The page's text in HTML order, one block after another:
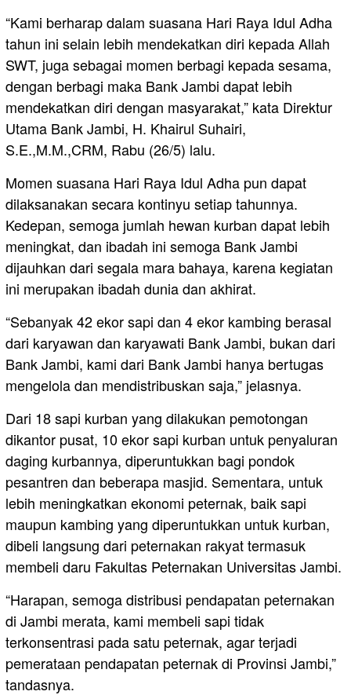
“Kami berharap dalam suasana Hari Raya Idul Adha
tahun ini selain lebih mendekatkan diri kepada Allah
SWT, juga sebagai momen berbagi kepada sesama,
dengan berbagi maka Bank Jambi dapat lebih
mendekatkan diri dengan masyarakat,” kata Direktur
Utama Bank Jambi, H. Khairul Suhairi,
S.E.,M.M.,CRM, Rabu (26/5) lalu.
Momen suasana Hari Raya Idul Adha pun dapat
dilaksanakan secara kontinyu setiap tahunnya.
Kedepan, semoga jumlah hewan kurban dapat lebih
meningkat, dan ibadah ini semoga Bank Jambi
dijauhkan dari segala mara bahaya, karena kegiatan
ini merupakan ibadah dunia dan akhirat.
“Sebanyak 42 ekor sapi dan 4 ekor kambing berasal
dari karyawan dan karyawati Bank Jambi, bukan dari
Bank Jambi, kami dari Bank Jambi hanya bertugas
mengelola dan mendistribuskan saja,” jelasnya.
Dari 18 sapi kurban yang dilakukan pemotongan
dikantor pusat, 10 ekor sapi kurban untuk penyaluran
daging kurbannya, diperuntukkan bagi pondok
pesantren dan beberapa masjid. Sementara, untuk
lebih meningkatkan ekonomi peternak, baik sapi
maupun kambing yang diperuntukkan untuk kurban,
dibeli langsung dari peternakan rakyat termasuk
membeli daru Fakultas Peternakan Universitas Jambi.
“Harapan, semoga distribusi pendapatan peternakan
di Jambi merata, kami membeli sapi tidak
terkonsentrasi pada satu peternak, agar terjadi
pemerataan pendapatan peternak di Provinsi Jambi,”
tandasnya.